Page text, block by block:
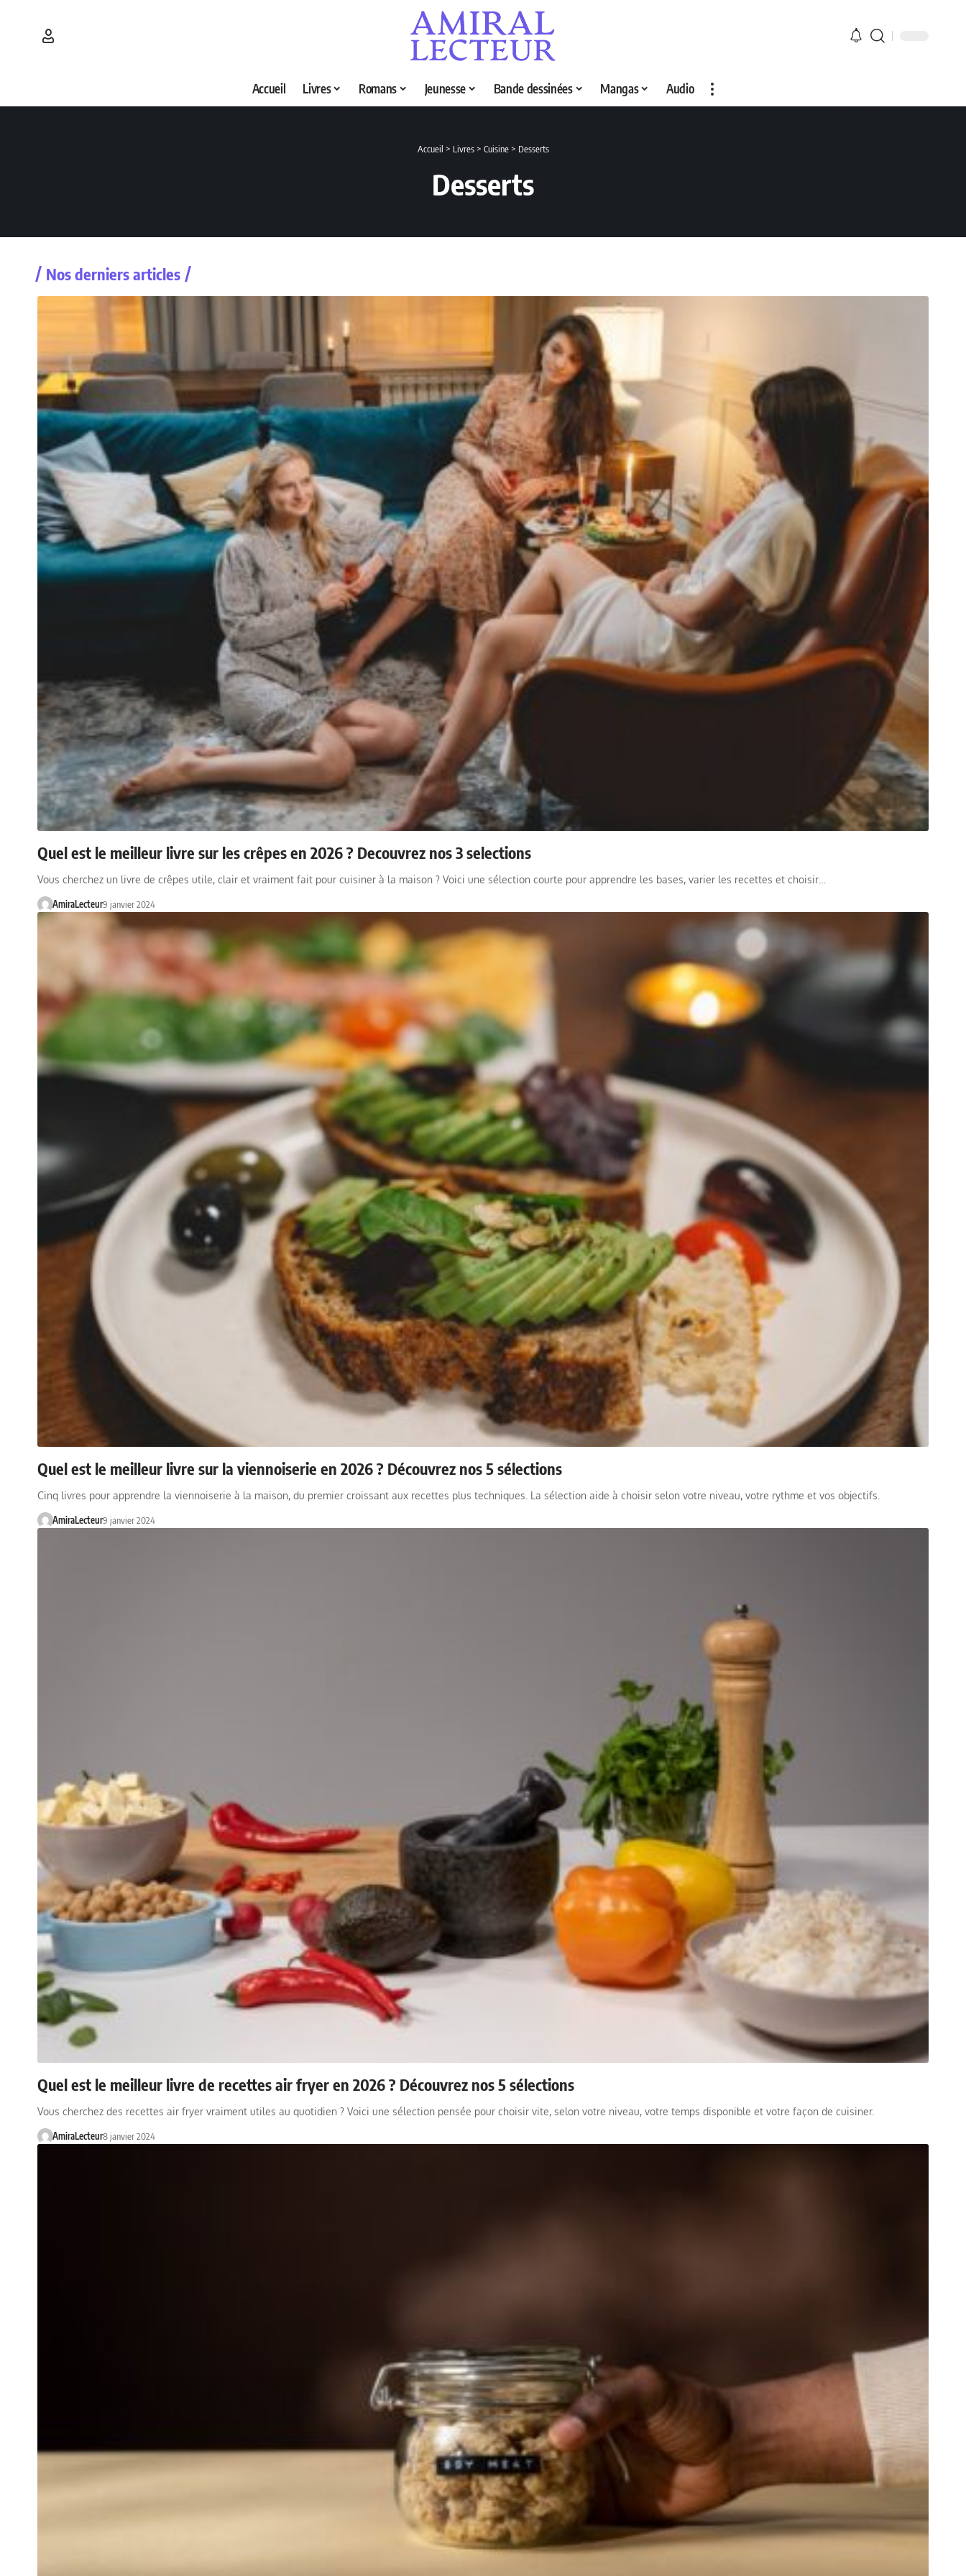
Accueil Livres Romans Jeunesse Bande dessinées Mangas Audio
Accueil > Livres> Cuisine> Desserts
Desserts
Nos derniers articles
Quel est le meilleur livre sur les crêpes en 2026 ? Decouvrez nos 3 selections
Vous cherchez un livre de crêpes utile, clair et vraiment fait pour cuisiner à la maison ? Voici une sélection courte pour apprendre les bases, varier les recettes et choisir…
AmiraLecteur9 janvier 2024
Quel est le meilleur livre sur la viennoiserie en 2026 ? Découvrez nos 5 sélections
Cinq livres pour apprendre la viennoiserie à la maison, du premier croissant aux recettes plus techniques. La sélection aide à choisir selon votre niveau, votre rythme et vos objectifs.
AmiraLecteur9 janvier 2024
Quel est le meilleur livre de recettes air fryer en 2026 ? Découvrez nos 5 sélections
Vous cherchez des recettes air fryer vraiment utiles au quotidien ? Voici une sélection pensée pour choisir vite, selon votre niveau, votre temps disponible et votre façon de cuisiner.
AmiraLecteur8 janvier 2024